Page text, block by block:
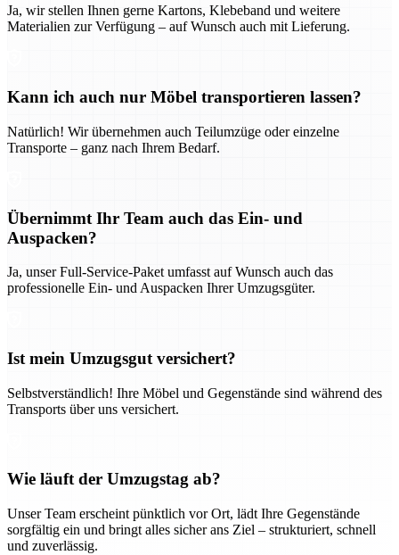
Ja, wir stellen Ihnen gerne Kartons, Klebeband und weitere
Materialien zur Verfügung – auf Wunsch auch mit Lieferung.
Kann ich auch nur Möbel transportieren lassen?
Natürlich! Wir übernehmen auch Teilumzüge oder einzelne
Transporte – ganz nach Ihrem Bedarf.
Übernimmt Ihr Team auch das Ein- und
Auspacken?
Ja, unser Full-Service-Paket umfasst auf Wunsch auch das
professionelle Ein- und Auspacken Ihrer Umzugsgüter.
Ist mein Umzugsgut versichert?
Selbstverständlich! Ihre Möbel und Gegenstände sind während des
Transports über uns versichert.
Wie läuft der Umzugstag ab?
Unser Team erscheint pünktlich vor Ort, lädt Ihre Gegenstände
sorgfältig ein und bringt alles sicher ans Ziel – strukturiert, schnell
und zuverlässig.